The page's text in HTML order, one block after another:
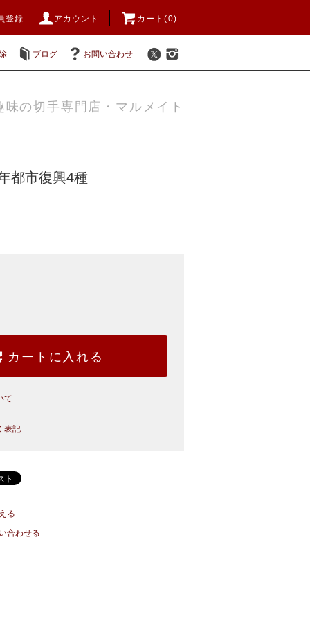
登録 アカウント カート(0)
ブログ お問い合わせ
味の切手専門店・マルメイト
都市復興4種
カートに入れる
て
表記
る
合わせる